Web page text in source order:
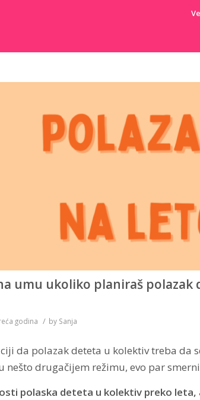
umu ukoliko planiraš
godina / by Sanja
da polazak deteta u kolektiv treba da
nešto drugačijem režimu, evo par
polaska deteta u kolektiv preko leta,